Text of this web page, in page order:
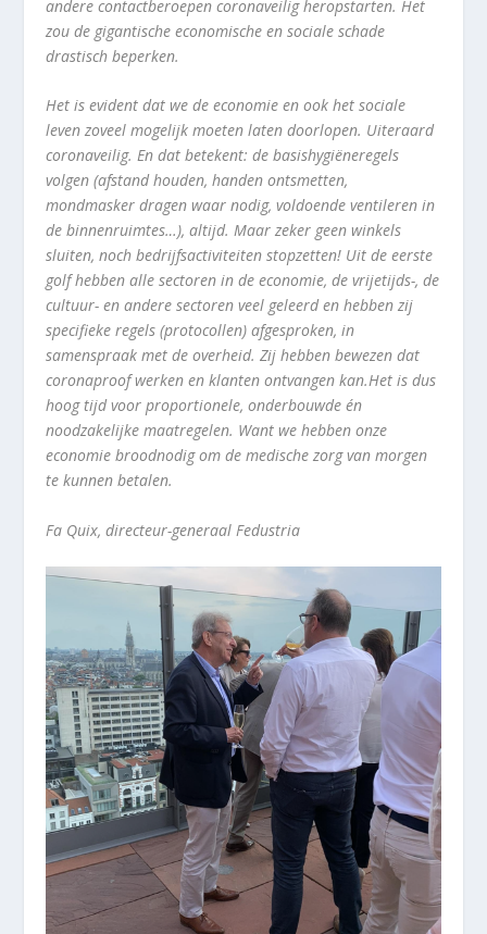
andere contactberoepen coronaveilig heropstarten. Het
zou de gigantische economische en sociale schade
drastisch beperken.
Het is evident dat we de economie en ook het sociale
leven zoveel mogelijk moeten laten doorlopen. Uiteraard
coronaveilig. En dat betekent: de basishygiëneregels
volgen (afstand houden, handen ontsmetten,
mondmasker dragen waar nodig, voldoende ventileren in
de binnenruimtes…), altijd. Maar zeker geen winkels
sluiten, noch bedrijfsactiviteiten stopzetten! Uit de eerste
golf hebben alle sectoren in de economie, de vrijetijds-, de
cultuur- en andere sectoren veel geleerd en hebben zij
specifieke regels (protocollen) afgesproken, in
samenspraak met de overheid. Zij hebben bewezen dat
coronaproof werken en klanten ontvangen kan.Het is dus
hoog tijd voor proportionele, onderbouwde én
noodzakelijke maatregelen. Want we hebben onze
economie broodnodig om de medische zorg van morgen
te kunnen betalen.
Fa Quix, directeur-generaal Fedustria